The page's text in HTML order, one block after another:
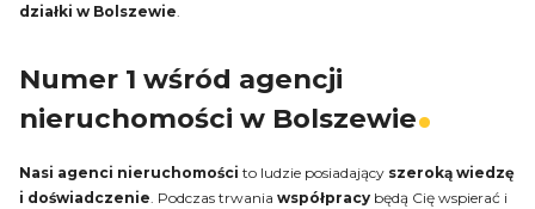
działki w Bolszewie
Numer 1 wśród agencji
nieruchomości w Bolszewie
Nasi agenci nieruchomości to ludzie posiadający szeroką wiedzę
i doświadczenie. Podczas trwania współpracy będą Cię wspierać i